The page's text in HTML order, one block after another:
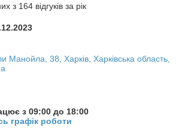
з 164 відгуків за рік
Манойла, 38, Харків, Харківська область,
з 09:00 до 18:00
графік роботи